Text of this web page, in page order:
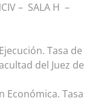
– SALA H –
Tasa de
del Juez de
Económica. Tasa